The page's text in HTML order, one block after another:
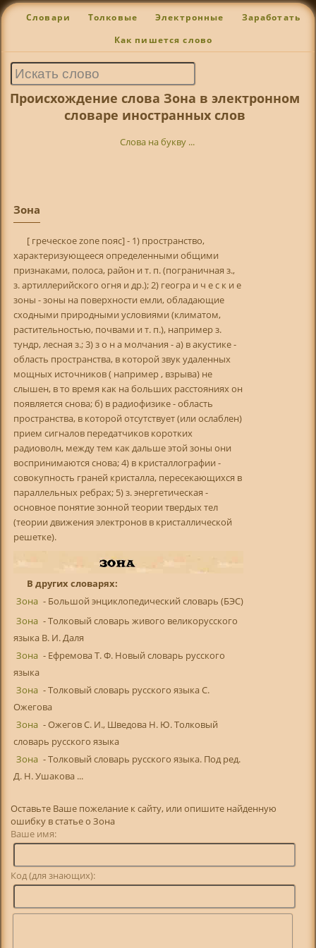
Словари Толковые Электронные Заработать
Как пишется слово
Происхождение слова Зона в электронном
словаре иностранных слов
Слова на букву ...
Зона
[ греческое zone пояс] - 1) пространство,
характеризующееся определенными общими
признаками, полоса, район и т. п. (пограничная з.,
з. артиллерийского огня и др.); 2) геогра и ч е с к и е
зоны - зоны на поверхности емли, обладающие
сходными природными условиями (климатом,
растительностью, почвами и т. п.), например з.
тундр, лесная з.; 3) з о н а молчания - а) в акустике -
область пространства, в которой звук удаленных
мощных источников ( например , взрыва) не
слышен, в то время как на больших расстояниях он
появляется снова; б) в радиофизике - область
пространства, в которой отсутствует (или ослаблен)
прием сигналов передатчиков коротких
радиоволн, между тем как дальше этой зоны они
воспринимаются снова; 4) в кристаллографии -
совокупность граней кристалла, пересекающихся в
параллельных ребрах; 5) з. энергетическая -
основное понятие зонной теории твердых тел
(теории движения электронов в кристаллической
решетке).
В других словарях:
Зона - Большой энциклопедический словарь (БЭС)
Зона - Толковый словарь живого великорусского
языка В. И. Даля
Зона - Ефремова Т. Ф. Новый словарь русского
языка
Зона - Толковый словарь русского языка С.
Ожегова
Зона - Ожегов С. И., Шведова Н. Ю. Толковый
словарь русского языка
Зона - Толковый словарь русского языка. Под ред.
Д. Н. Ушакова ...
Оставьте Ваше пожелание к сайту, или опишите найденную
ошибку в статье о Зона
Ваше имя:
Код (для знающих):